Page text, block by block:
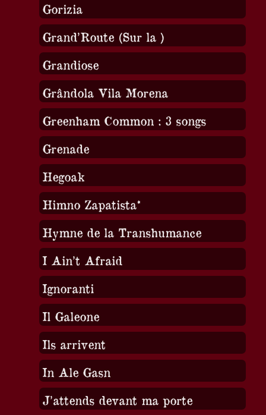
Gorizia
Grand’Route (Sur la )
Grandiose
Grândola Vila Morena
Greenham Common : 3 songs
Grenade
Hegoak
Himno Zapatista*
Hymne de la Transhumance
I Ain’t Afraid
Ignoranti
Il Galeone
Ils arrivent
In Ale Gasn
J’attends devant ma porte